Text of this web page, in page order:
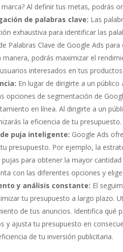
Al definir tus metas, podrás
de palabras clave: Las
exhaustiva para identificar las
Palabras Clave de Google Ads
podrás maximizar el
interesados en tus
En lugar de dirigirte a un
opciones de segmentación de
en línea. Al dirigirte a un
la eficiencia de tu presupuesto.
puja inteligente: Google Ads
presupuesto. Por ejemplo, la
para obtener la mayor
con las diferentes opciones y
y análisis constante: El
tu presupuesto a largo plazo.
de tus anuncios. Identifica qué
y ajusta tu presupuesto en
de tu inversión publicitaria.